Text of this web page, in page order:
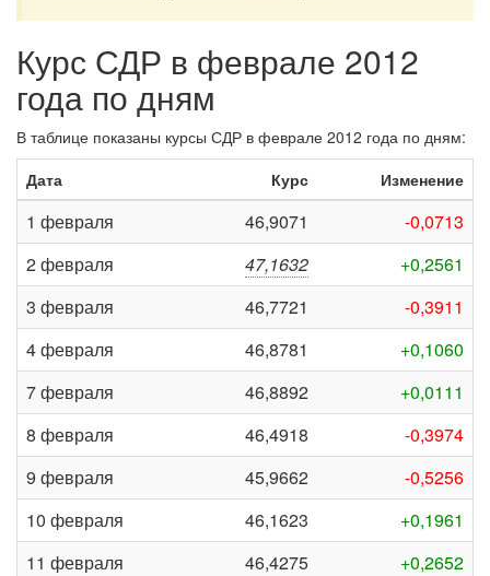
Курс СДР в феврале 2012
года по дням
В таблице показаны курсы СДР в феврале 2012 года по дням:
Дата
Курс Изменение
1 февраля 46,9071
-0,0713
2 февраля
47,1632
+0,2561
3 февраля
46,7721
-0,3911
4 февраля
46,8781
+0,1060
7 февраля
46,8892
+0,0111
8 февраля
46,4918
-0,3974
9 февраля
45,9662
-0,5256
10 февраля
46,1623
+0,1961
11 февраля
46,4275
+0,2652